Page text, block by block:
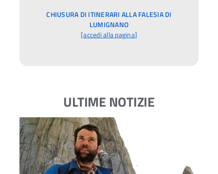
CHIUSURA DI ITINERARI ALLA FALESIA DI
LUMIGNANO
[accedi alla pagina]
ULTIME NOTIZIE